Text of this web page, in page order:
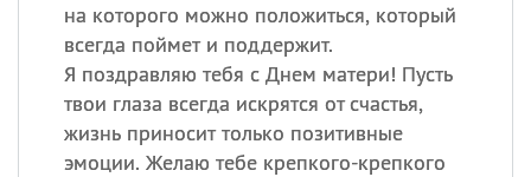
на которого можно положиться, который
всегда поймет и поддержит.
Я поздравляю тебя с Днем матери! Пусть
твои глаза всегда искрятся от счастья,
жизнь приносит только позитивные
эмоции. Желаю тебе крепкого-крепкого